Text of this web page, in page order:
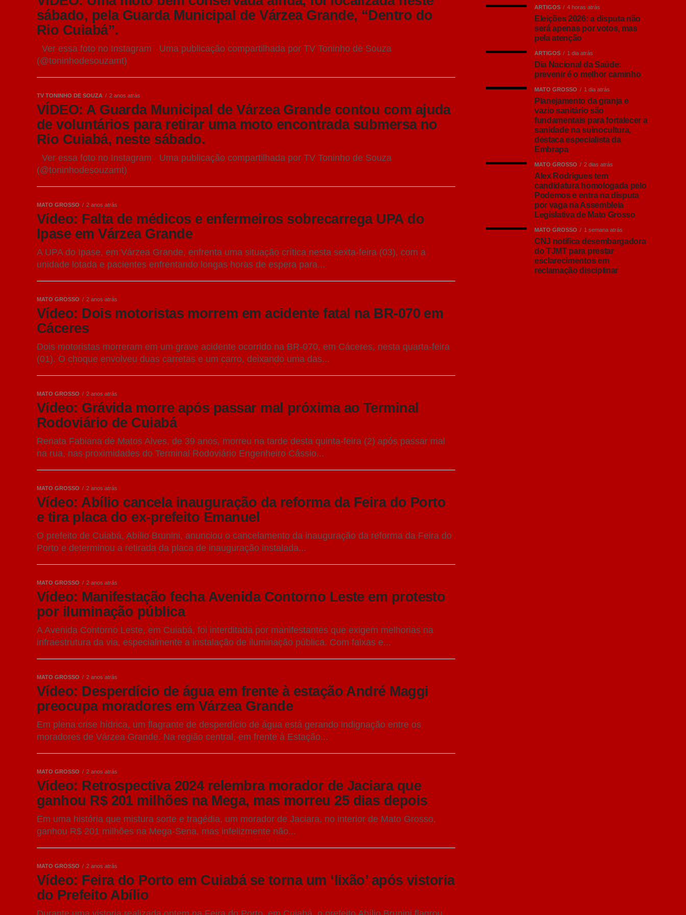
sábado, pela Guarda Municipal de Várzea Grande, “Dentro do
Rio Cuiabá”.
Ver essa foto no Instagram Uma publicação compartilhada por TV Toninho de Souza
(@toninhodesouzamt)
TV TONINHO DE SOUZA 2 anos atrás
VÍDEO: A Guarda Municipal de Várzea Grande contou com ajuda
de voluntários para retirar uma moto encontrada submersa no
Rio Cuiabá, neste sábado.
Ver essa foto no Instagram Uma publicação compartilhada por TV Toninho de Souza
(@toninhodesouzamt)
MATO GROSSO 2 anos atrás
Vídeo: Falta de médicos e enfermeiros sobrecarrega UPA do
Ipase em Várzea Grande
A UPA do Ipase, em Várzea Grande, enfrenta uma situação crítica nesta sexta-feira (03), com a
unidade lotada e pacientes enfrentando longas horas de espera para...
MATO GROSSO 2 anos atrás
Vídeo: Dois motoristas morrem em acidente fatal na BR-070 em
Cáceres
Dois motoristas morreram em um grave acidente ocorrido na BR-070, em Cáceres, nesta quarta-feira
(01). O choque envolveu duas carretas e um carro, deixando uma das...
MATO GROSSO 2 anos atrás
Vídeo: Grávida morre após passar mal próxima ao Terminal
Rodoviário de Cuiabá
Renata Fabiana de Matos Alves, de 39 anos, morreu na tarde desta quinta-feira (2) após passar mal
na rua, nas proximidades do Terminal Rodoviário Engenheiro Cássio...
MATO GROSSO 2 anos atrás
Vídeo: Abílio cancela inauguração da reforma da Feira do Porto
e tira placa do ex-prefeito Emanuel
O prefeito de Cuiabá, Abílio Brunini, anunciou o cancelamento da inauguração da reforma da Feira do
Porto e determinou a retirada da placa de inauguração instalada...
MATO GROSSO 2 anos atrás
Vídeo: Manifestação fecha Avenida Contorno Leste em protesto
por iluminação pública
A Avenida Contorno Leste, em Cuiabá, foi interditada por manifestantes que exigem melhorias na
infraestrutura da via, especialmente a instalação de iluminação pública. Com faixas e...
MATO GROSSO 2 anos atrás
Vídeo: Desperdício de água em frente à estação André Maggi
preocupa moradores em Várzea Grande
Em plena crise hídrica, um flagrante de desperdício de água está gerando indignação entre os
moradores de Várzea Grande. Na região central, em frente à Estação...
MATO GROSSO 2 anos atrás
Vídeo: Retrospectiva 2024 relembra morador de Jaciara que
ganhou R$ 201 milhões na Mega, mas morreu 25 dias depois
Em uma história que mistura sorte e tragédia, um morador de Jaciara, no interior de Mato Grosso,
ganhou R$ 201 milhões na Mega-Sena, mas infelizmente não...
MATO GROSSO 2 anos atrás
Vídeo: Feira do Porto em Cuiabá se torna um ‘lixão’ após vistoria
do Prefeito Abílio
ARTIGOS 4 horas atrás
Eleições 2026: a disputa não
será apenas por votos, mas
pela atenção
ARTIGOS 1 dia atrás
Dia Nacional da Saúde:
prevenir é o melhor caminho
MATO GROSSO 1 dia atrás
Planejamento da granja e
vazio sanitário são
fundamentais para fortalecer a
sanidade na suinocultura,
destaca especialista da
Embrapa
MATO GROSSO 2 dias atrás
Alex Rodrigues tem
candidatura homologada pelo
Podemos e entra na disputa
por vaga na Assembleia
Legislativa de Mato Grosso
MATO GROSSO 1 semana atrás
CNJ notifica desembargadora
do TJMT para prestar
esclarecimentos em
reclamação disciplinar